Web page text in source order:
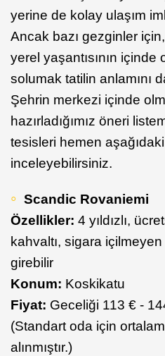
yerine de kolay ulaşım
Ancak bazı gezginler
yerel yaşantısının içinde
solumak tatilin anlamını
Şehrin merkezi içinde
hazırladığımız öneri
tesisleri hemen
inceleyebilirsiniz.
Scandic Rovaniemi
Özellikler: 4 yıldızlı,
kahvaltı, sigara
girebilir
Konum: Koskikatu
Fiyat: Geceliği 113 € -
(Standart oda için
alınmıştır.)